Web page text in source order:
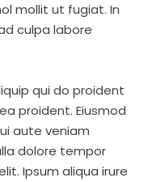
mollit ut fugiat. In
culpa labore
qui do proident
proident. Eiusmod
aute veniam
dolore tempor
Ipsum aliqua irure